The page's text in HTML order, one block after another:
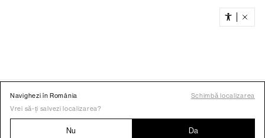
Navighezi în România
Schimbă localizarea
Vrei să-ți salvezi localizarea?
Nu Da